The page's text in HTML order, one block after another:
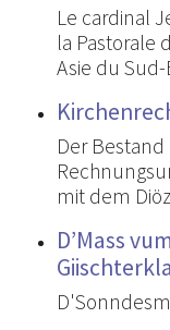
Le cardinal
la Pastorale
Asie du
Der
mit dem
D’Mass